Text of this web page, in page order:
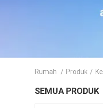
Rumah / Produk /
SEMUA PRODUK